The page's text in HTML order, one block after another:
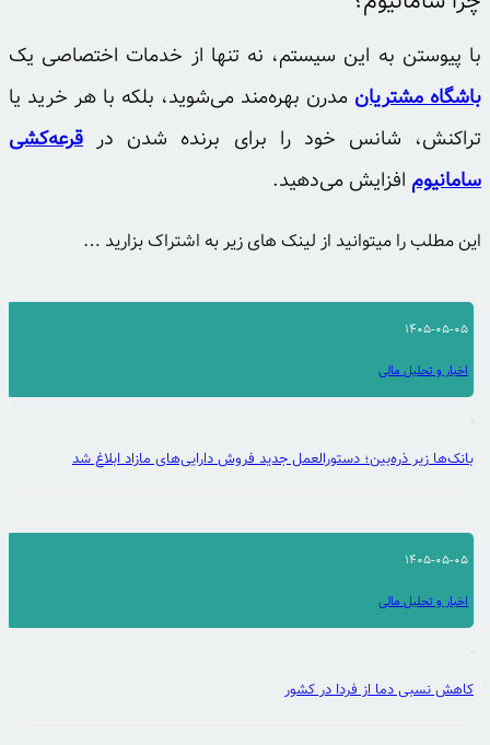
با پیوستن به این سیستم، نه تنها از خدمات اختصاصی یک
باشگاه مشتریان مدرن بهره‌مند می‌شوید، بلکه با هر خرید یا
تراکنش، شانس خود را برای برنده شدن در قرعه‌کشی
سامانیوم افزایش می‌دهید.
این مطلب را میتوانید از لینک های زیر به اشتراک بزارید …
1405-05-05
اخبار و تحلیل مالی
بانک‌ها زیر ذره‌بین؛ دستورالعمل جدید فروش دارایی‌های مازاد ابلاغ شد
1405-05-05
اخبار و تحلیل مالی
کاهش نسبی دما از فردا در کشور